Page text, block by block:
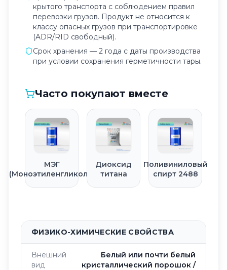
крытого транспорта с соблюдением правил
перевозки грузов. Продукт не относится к
классу опасных грузов при транспортировке
(ADR/RID свободный).
Срок хранения — 2 года с даты производства
при условии сохранения герметичности тары.
Часто покупают вместе
МЭГ
(Моноэтиленгликоль)
Диоксид
титана
Поливиниловый
спирт 2488
ФИЗИКО-ХИМИЧЕСКИЕ СВОЙСТВА
Внешний
вид
Белый или почти белый
кристаллический порошок /